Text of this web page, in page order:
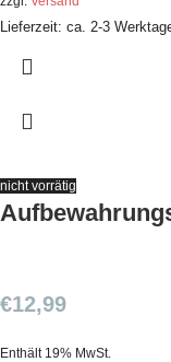
Lieferzeit: ca. 2-3
nicht vorrätig
€12,99
Enthält 19% MwSt.